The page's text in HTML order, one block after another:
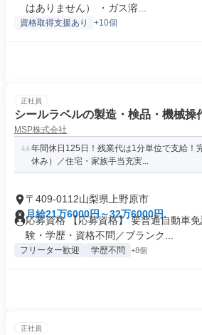
はありません） ・ガス溶...
資格取得支援あり +10個
正社員
シールラベルの製造・検品・機械操
MSP株式会社
年間休日125日！残業代は1分単位で支給！
休み）／住宅・家族手当充実...
〒409-0112山梨県上野原市
月給21万6000円～32万6000円
応募資格 【応募資格】 要普通自動車
験・学歴・資格不問／ブランク...
フリーター歓迎 学歴不問 +8個
正社員